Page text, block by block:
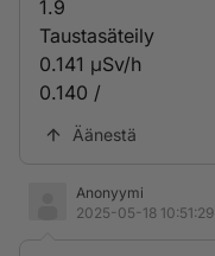
1.9
Tausta­säteily
0.141 μSv/h
0.140 /
Äänestä
Anonyymi
2025-05-18 10:51:29